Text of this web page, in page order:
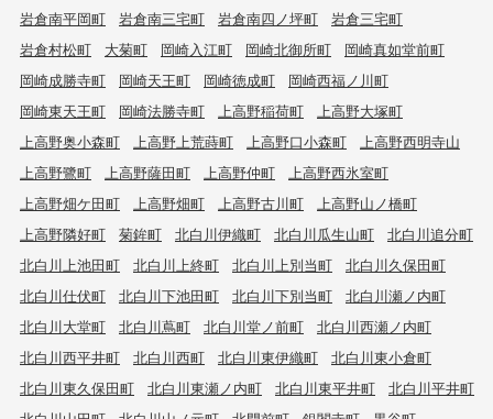
岩倉南平岡町 岩倉南三宅町 岩倉南四ノ坪町
岩倉三宅町
岩倉村松町
大菊町 岡崎入江町 岡崎北御所町
岡崎真如堂前町
岡崎成勝寺町
岡崎天王町 岡崎徳成町
岡崎西福ノ川町
岡崎東天王町
岡崎法勝寺町 上高野稲荷町
上高野大塚町
上高野奥小森町
上高野上荒蒔町 上高野口小森町
上高野西明寺山
上高野鷺町
上高野薩田町 上高野仲町
上高野西氷室町
上高野畑ケ田町
上高野畑町 上高野古川町
上高野山ノ橋町
上高野隣好町
菊鉾町 北白川伊織町 北白川瓜生山町
北白川追分町
北白川上池田町
北白川上終町 北白川上別当町
北白川久保田町
北白川仕伏町
北白川下池田町 北白川下別当町
北白川瀬ノ内町
北白川大堂町
北白川蔦町 北白川堂ノ前町
北白川西瀬ノ内町
北白川西平井町
北白川西町 北白川東伊織町
北白川東小倉町
北白川東久保田町
北白川東瀬ノ内町 北白川東平井町
北白川平井町